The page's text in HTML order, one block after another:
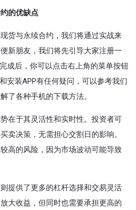
的优缺点
货与永续合约，我们将通过实战来
新朋友，我们将先引导大家注册一
成后，你可以点击右上角的菜单按钮
安装APP有任何疑问，可以参考我们
了各种手机的下载方法。
在于其灵活性和实时性。投资者可
卖决策，无需担心交割日的影响。
高的风险，因为市场波动可能导致
则提供了更多的杠杆选择和交易灵活
大收益，但同时也需要承担更高的